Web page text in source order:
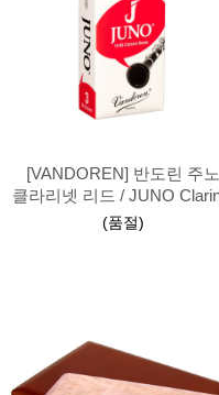
[VANDOREN] 반도린 주노
클라리넷 리드 / JUNO
(품절)